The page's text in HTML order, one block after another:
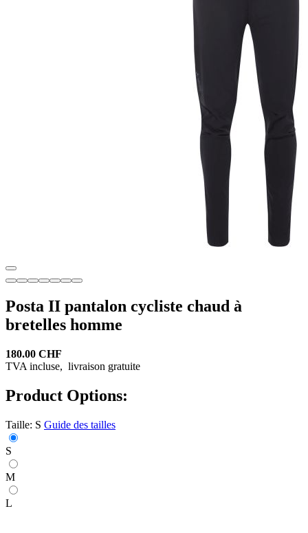
Posta II pantalon cycliste chaud à
bretelles homme
180.00 CHF
TVA incluse, livraison gratuite
Product Options:
Taille: S Guide des tailles
S
M
L